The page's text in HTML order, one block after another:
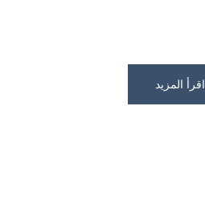
اقرأ المزيد